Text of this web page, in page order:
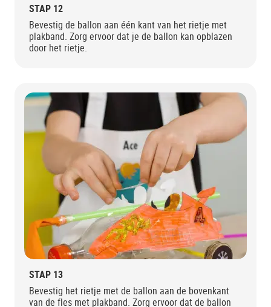
STAP 12
Bevestig de ballon aan één kant van het rietje met
plakband. Zorg ervoor dat je de ballon kan opblazen
door het rietje.
STAP 13
Bevestig het rietje met de ballon aan de bovenkant
van de fles met plakband. Zorg ervoor dat de ballon